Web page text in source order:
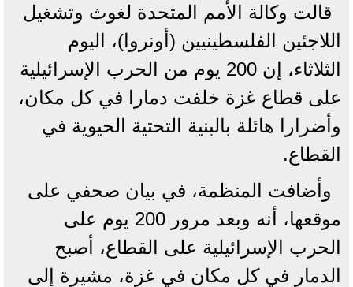
قالت وكالة الأمم المتحدة لغوث وتشغيل
اللاجئين الفلسطينيين (أونروا)، اليوم
الثلاثاء، إن 200 يوم من الحرب الإسرائيلية
على قطاع غزة خلفت دمارا في كل مكان،
وأضرارا هائلة بالبنية التحتية الحيوية في
القطاع.
وأضافت المنظمة، في بيان صحفي على
موقعها، أنه وبعد مرور 200 يوم على
الحرب الإسرائيلية على القطاع، أصبح
الدمار في كل مكان في غزة، مشيرة إلى